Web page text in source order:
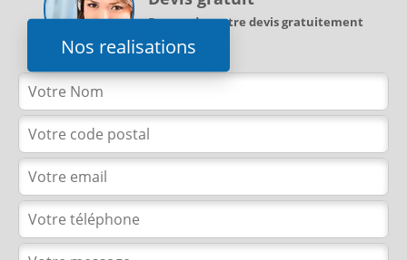
Nos realisations
Demandez votre devis gratuitement